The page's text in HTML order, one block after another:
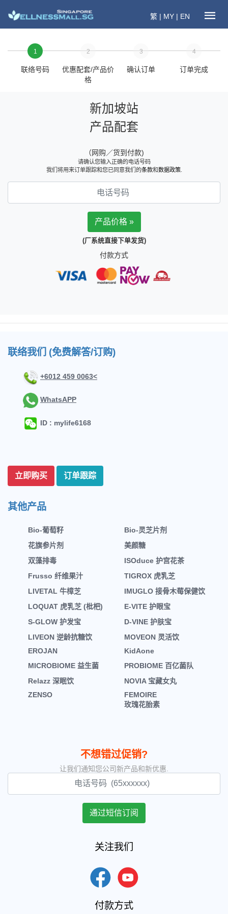
繁 | MY | EN
1
联络号码
2
优惠配套/产品价
格
3
确认订单
4
订单完成
新加坡站
产品配套
（网购／货到付款)
请确认您输入正确的电话号码
我们将用来订单跟踪和您已同意我们的条款和数据政策.
(厂系统直接下单发货)
付款方式
联络我们 (免费解答/订购)
+6012 459 0063<
WhatsAPP
ID : mylife6168
立即购买 订单跟踪
其他产品
Bio-葡萄籽
Bio-灵芝片剂
花旗参片剂
美颜糖
双藻排毒
ISOduce 护宫花茶
Frusso 纤维果汁
TIGROX 虎乳芝
LIVETAL 牛樟芝
IMUGLO 接骨木莓保健饮
LOQUAT 虎乳芝 (枇杷)
E-VITE 护眼宝
S-GLOW 护发宝
D-VINE 护肤宝
LIVEON 逆龄抗糖饮
MOVEON 灵活饮
EROJAN
KidAone
MICROBIOME 益生菌
PROBIOME 百亿菌队
Relazz 深眠饮
NOVIA 宝藏女丸
ZENSO
FEMOIRE
玫瑰花胎素
不想错过促销?
让我们通知您公司新产品和新优惠.
关注我们
付款方式